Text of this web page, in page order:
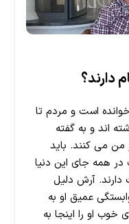
دارند؟
است و مردم تا
اند و به گفته
می کنند. باید
در همه جای این دنیا
آرش دلیل
عمیق او به
خوب او را اینجا به